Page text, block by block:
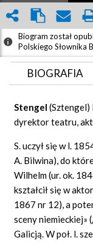
Biogram został
Polskiego Słownika
BIOGRAFIA
GRAF
DYSKUSJA
Mapa
Stengel(Sztengel)
dyrektor teatru,
S. uczył się w l.
A. Bilwina), do
Wilhelm (ur. ok.
kształcił się w
1867 nr 12), a
sceny niemieckiej»
Galicją. W poł. l.